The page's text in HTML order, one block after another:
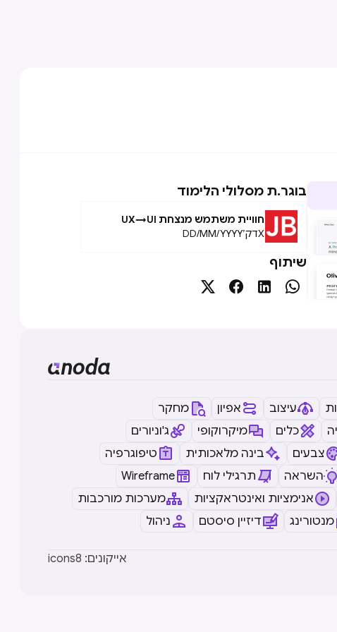
בוגר.ת מסלולי הלימוד
חוויית משתמש מנצחת UX→UI
Xדק׳DD/MM/YYYY
שיתוף




עיצוב אפיון
מחקר
כלים מיקרוקופי
ג'וניורים
צבעים בינה מלאכותית
טיפוגרפיה
השראה תרגילי לוח
Wireframe
אנימציות ואינטראקציות
מערכות מורכבות
מנטורינג דיזיין סיסטם ניהול
icons8 :אייקונים